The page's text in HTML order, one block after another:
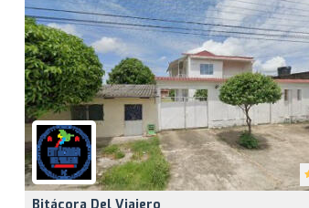
Bitácora Del Viajero